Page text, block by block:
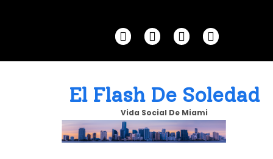
El Flash De Soledad
Vida Social De Miami